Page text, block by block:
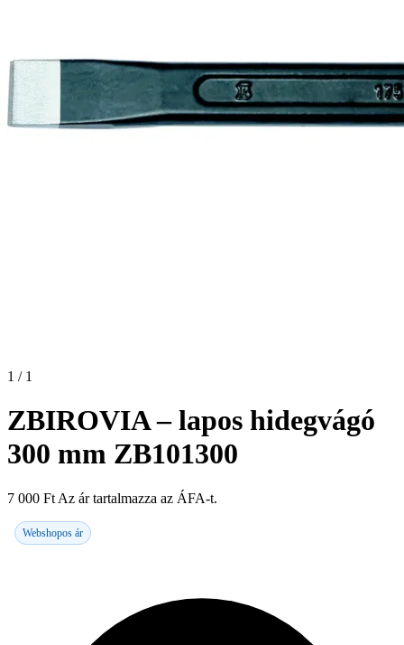
1 / 1
ZBIROVIA – lapos hidegvágó
300 mm ZB101300
7 000 Ft Az ár tartalmazza az ÁFA-t.
Webshopos ár